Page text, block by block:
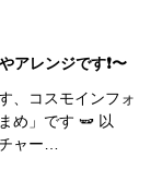
アレンジです❗️〜
、コスモインフォ
め」です 🫛 以
ャー…